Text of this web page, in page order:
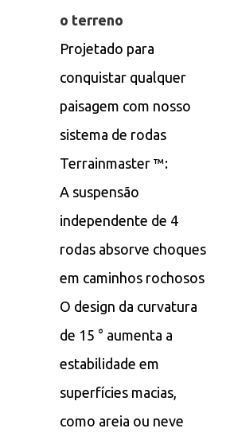
o terreno
Projetado para
conquistar qualquer
paisagem com nosso
sistema de rodas
Terrainmaster ™:
A suspensão
independente de 4
rodas absorve choques
em caminhos rochosos
O design da curvatura
de 15 ° aumenta a
estabilidade em
superfícies macias,
como areia ou neve